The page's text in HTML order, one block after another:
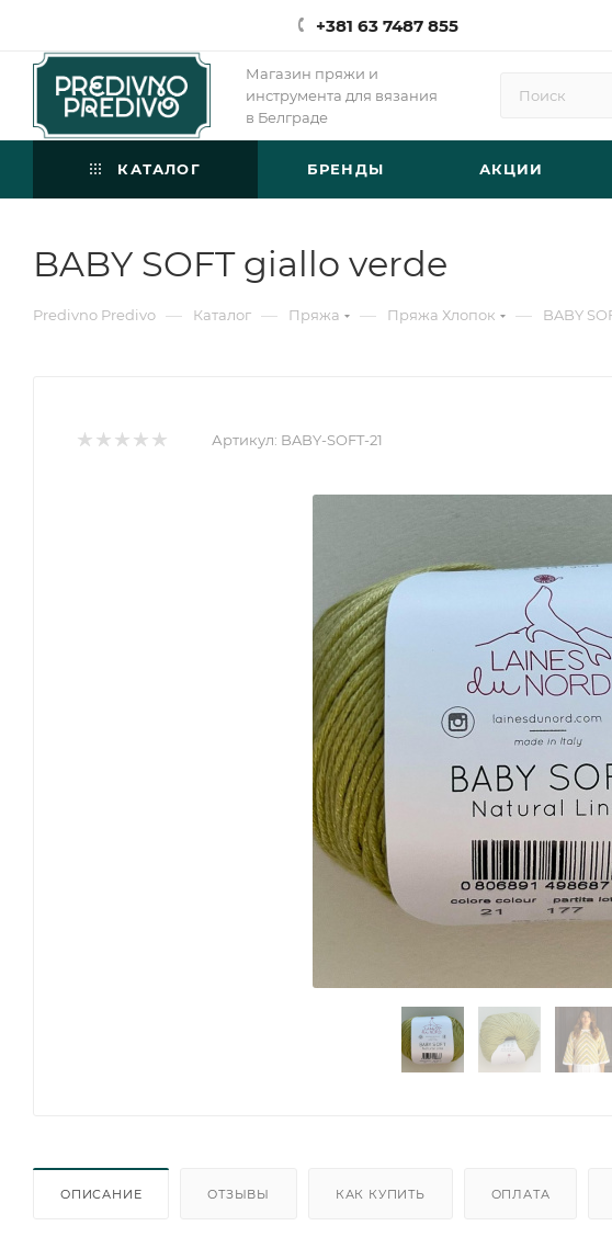
+381 63 7487 855
Магазин пряжи и
инструмента для вязания
в Белграде
КАТАЛОГ БРЕНДЫ АКЦИИ
BABY SOFT giallo verde
Predivno Predivo — Каталог — Пряжа — Пряжа Хлопок — BABY
Артикул: BABY-SOFT-21
ОПИСАНИЕ ОТЗЫВЫ КАК КУПИТЬ ОПЛАТА